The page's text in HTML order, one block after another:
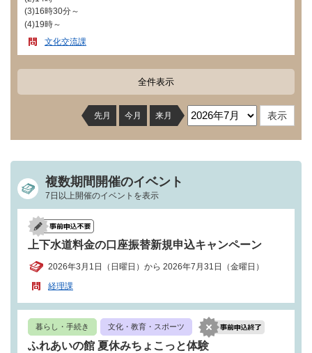
(3)16時30分～
(4)19時～
文化交流課
全件表示
先月 今月 来月
複数期間開催のイベント
7日以上開催のイベントを表示
上下水道料金の口座振替新規申込キャンペーン
2026年3月1日（日曜日）から 2026年7月31日（金曜日）
経理課
暮らし・手続き 文化・教育・スポーツ
ふれあいの館 夏休みちょこっと体験